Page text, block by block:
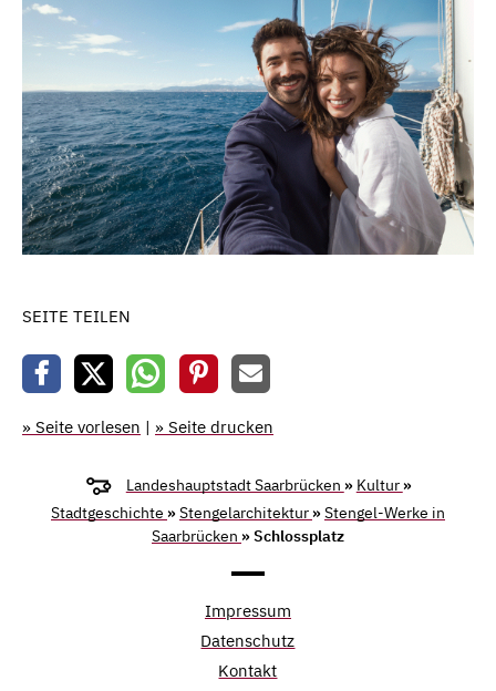
SEITE TEILEN
» Seite vorlesen | » Seite drucken
Landeshauptstadt Saarbrücken » Kultur »
Stadtgeschichte »Stengelarchitektur »Stengel-Werke in
Saarbrücken » Schlossplatz
Impressum
Datenschutz
Kontakt